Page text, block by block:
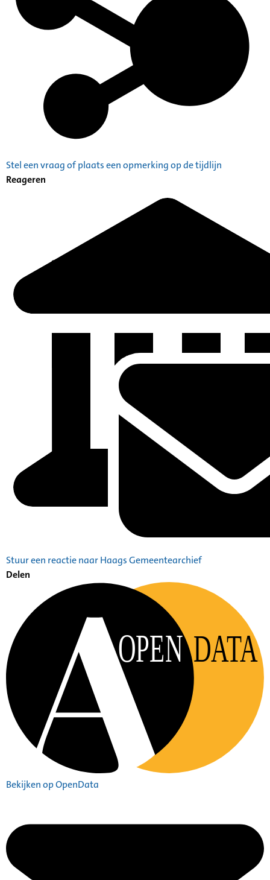
Stel een vraag of plaats een opmerking op de tijdlijn
Reageren
Stuur een reactie naar Haags Gemeentearchief
Delen
OPEN DATA
Bekijken op OpenData